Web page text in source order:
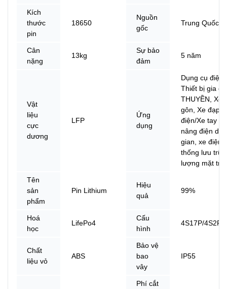
Kích
thước
pin
18650
Nguồn
gốc
Trung Quốc
Cân
nặng
13kg
Sự bảo
đảm
5 năm
Vật
liệu
cực
dương
LFP
Ứng
dụng
Dụng cụ điện,
Thiết bị gia
THUYỀN, Xe
gôn, Xe đạp
điện/Xe tay
nâng điện dân
gian, xe điện,
thống lưu trữ
lượng mặt trời
Tên
sản
phẩm
Pin Lithium
Hiệu
quả
99%
Hoá
học
LifePo4
Cấu
hình
4S17P/4S2P/
Chất
liệu vỏ
ABS
Bảo vệ
bao
vây
IP55
Phí cắt